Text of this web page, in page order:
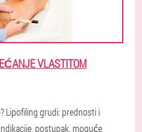
VLASTITOM
Lipofiling grudi: prednosti i
postupak, moguće